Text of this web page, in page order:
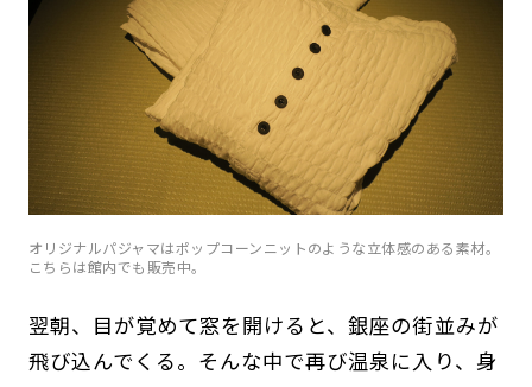
オリジナルパジャマはポップコーンニットのような立体感のある素材。
こちらは館内でも販売中。
翌朝、目が覚めて窓を開けると、銀座の街並みが
飛び込んでくる。そんな中で再び温泉に入り、身